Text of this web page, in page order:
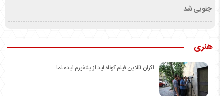
جنوبی شد
هنری
اکران آنلاین فیلم کوتاه لید از پلتفورم ایده نما